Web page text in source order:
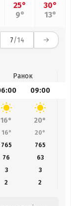
25°
9°
30°
13°
7/14
Ранок
09:00
16° 20°
16° 20°
765 765
76 63
3
3
2 2